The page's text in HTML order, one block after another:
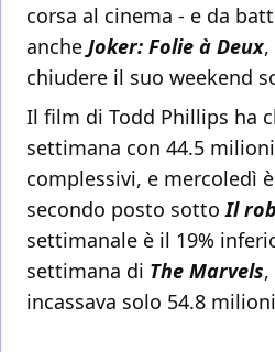
corsa al cinema - e da
anche Joker: Folie à Deux,
chiudere il suo weekend
Il film di Todd Phillips ha
settimana con 44.5
complessivi, e mercoledì
secondo posto sottoIl
settimanale è il 19%
settimana di The Marvels
incassava solo 54.8